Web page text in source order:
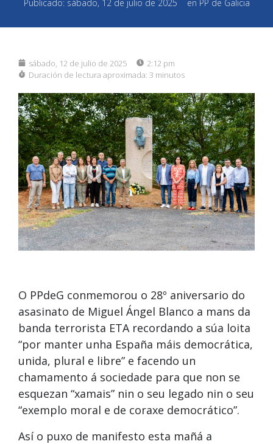
Publicado: sábado, 12 de julio de 2025 en PP de Galicia
sábado, 12 de julio de 2025
2:12 pm
Duración de lectura aproximada: 3 minutos
O PPdeG conmemorou o 28º aniversario do
asasinato de Miguel Ángel Blanco a mans da
banda terrorista ETA recordando a súa loita
“por manter unha España máis democrática,
unida, plural e libre” e facendo un
chamamento á sociedade para que non se
esquezan “xamais” nin o seu legado nin o seu
“exemplo moral e de coraxe democrático”.
Así o puxo de manifesto esta mañá a